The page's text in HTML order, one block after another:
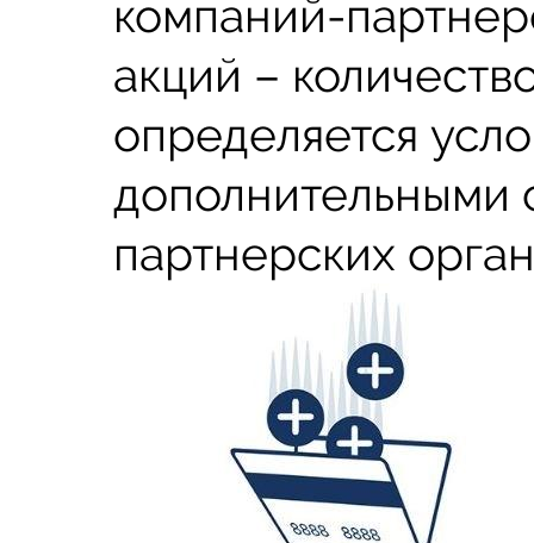
компаний-
акций –
определяется
дополнительными
партнерских